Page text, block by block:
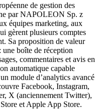
de gestion des
par NAPOLEON Sp. z
équipes marketing, aux
gèrent plusieurs comptes
Sa proposition de valeur
une boîte de réception
commentaires et avis en
automatique capable
module d’analytics avancé
Facebook, Instagram,
X (anciennement Twitter),
et Apple App Store.